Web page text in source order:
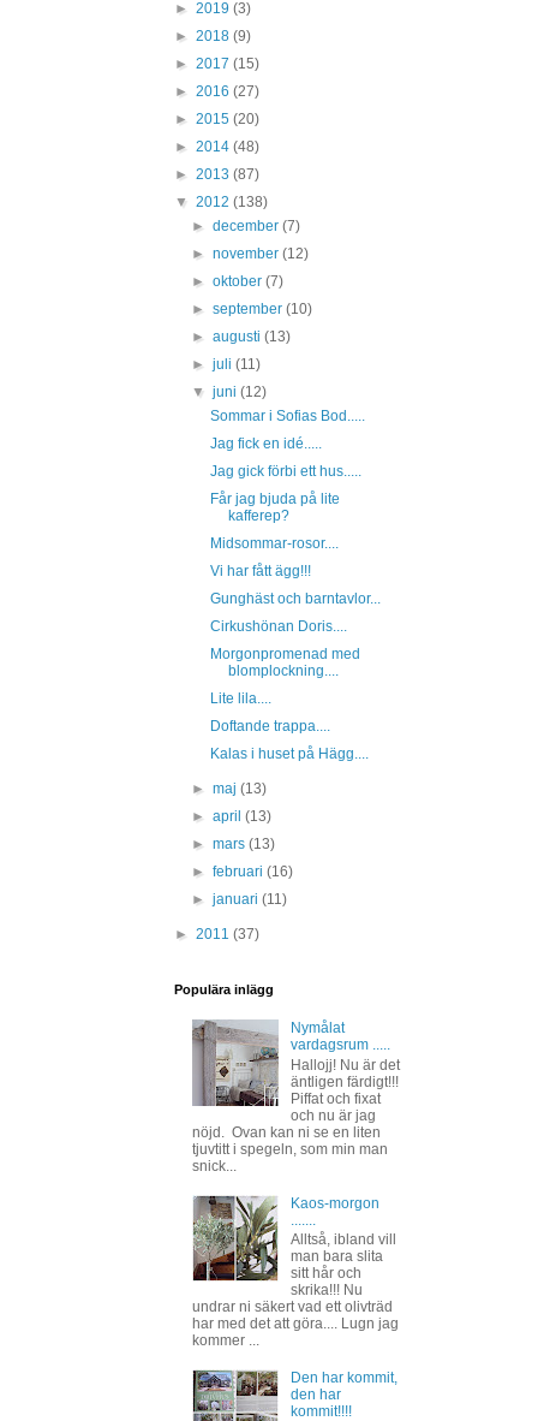
► 2019 (3)
► 2018 (9)
► 2017 (15)
► 2016 (27)
► 2015 (20)
► 2014 (48)
► 2013 (87)
▼ 2012 (138)
►december(7)
►november(12)
►oktober(7)
►september(10)
►augusti(13)
►juli(11)
▼juni(12)
Sommar i Sofias Bod.....
Jag fick en idé.....
Jag gick förbi ett hus.....
Får jag bjuda på lite
kafferep?
Midsommar-rosor....
Vi har fått ägg!!!
Gunghäst och barntavlor...
Cirkushönan Doris....
Morgonpromenad med
blomplockning....
Lite lila....
Doftande trappa....
Kalas i huset på Hägg....
►maj(13)
►april(13)
►mars(13)
►februari(16)
►januari(11)
► 2011 (37)
Populära inlägg
Nymålat
vardagsrum .....
Hallojj! Nu är det
äntligen färdigt!!!
Piffat och fixat
och nu är jag
nöjd. Ovan kan ni se en liten
tjuvtitt i spegeln, som min man
snick...
Kaos-morgon
Alltså, ibland vill
man bara slita
sitt hår och
skrika!!! Nu
undrar ni säkert vad ett olivträd
har med det att göra.... Lugn jag
kommer ...
Den har kommit,
den har
kommit!!!!